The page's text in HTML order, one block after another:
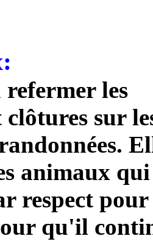
les
sur
animaux qui
respect
qu'il